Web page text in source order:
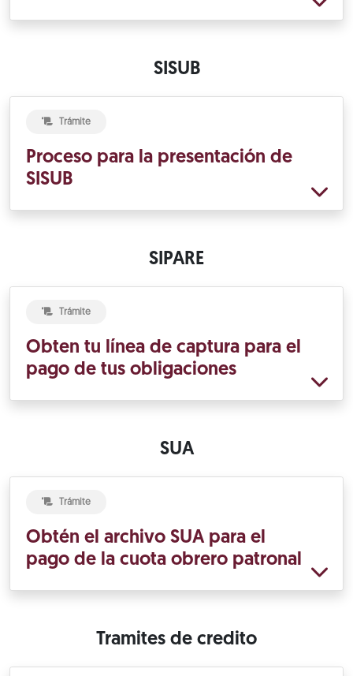
SISUB
Trámite
Proceso para la presentación de
SISUB
SIPARE
Trámite
Obten tu línea de captura para el
pago de tus obligaciones
SUA
Trámite
Obtén el archivo SUA para el
pago de la cuota obrero patronal
Tramites de credito